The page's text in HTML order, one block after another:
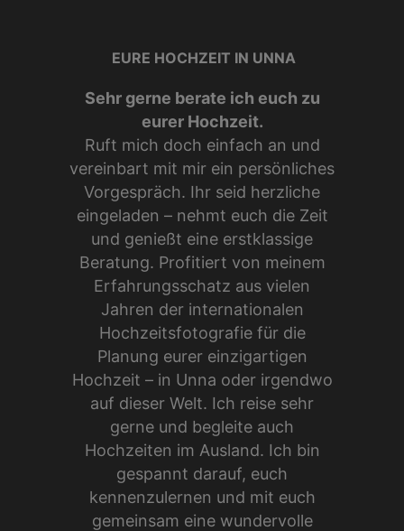
EURE HOCHZEIT IN UNNA
Sehr gerne berate ich euch zu
eurer Hochzeit.
Ruft mich doch einfach an und
vereinbart mit mir ein persönliches
Vorgespräch. Ihr seid herzliche
eingeladen – nehmt euch die Zeit
und genießt eine erstklassige
Beratung. Profitiert von meinem
Erfahrungsschatz aus vielen
Jahren der internationalen
Hochzeitsfotografie für die
Planung eurer einzigartigen
Hochzeit – in Unna oder irgendwo
auf dieser Welt. Ich reise sehr
gerne und begleite auch
Hochzeiten im Ausland. Ich bin
gespannt darauf, euch
kennenzulernen und mit euch
gemeinsam eine wundervolle